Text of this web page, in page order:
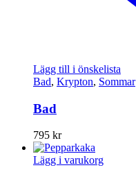
Lägg till i önskelista
Bad, Krypton, Sommar
Bad
795 kr
Lägg i varukorg